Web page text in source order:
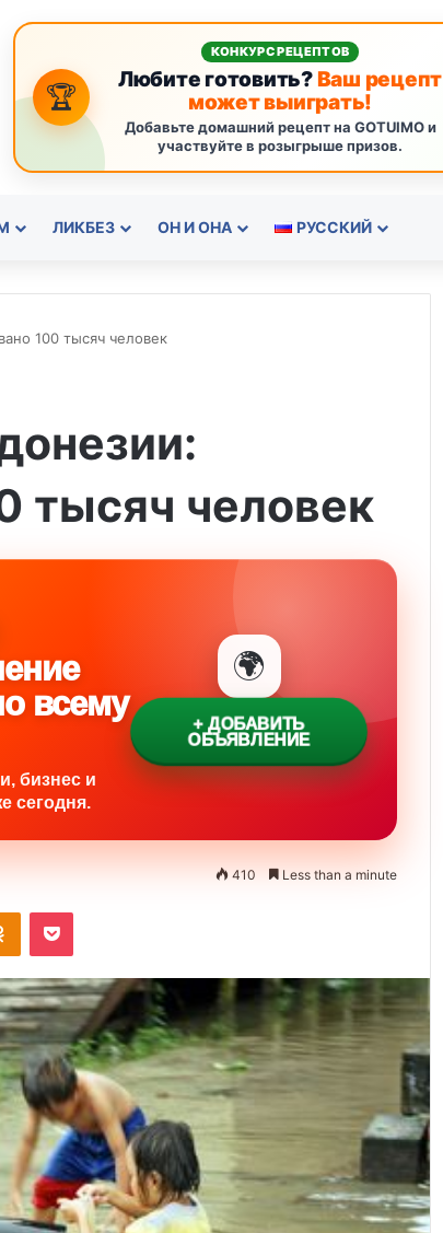
🏆
КОНКУРС РЕЦЕПТОВ
Любите готовить?Ваш рецепт
может выиграть!
Добавьте домашний рецепт на GOTUIMO и
участвуйте в розыгрыше призов.
ЛИКБЕЗ ОН И ОНА РУССКИЙ
100 тысяч человек
тысяч человек
всему
бизнес и
сегодня.
🌍
+ ДОБАВИТЬ
ОБЪЯВЛЕНИЕ
410 Less than a minute